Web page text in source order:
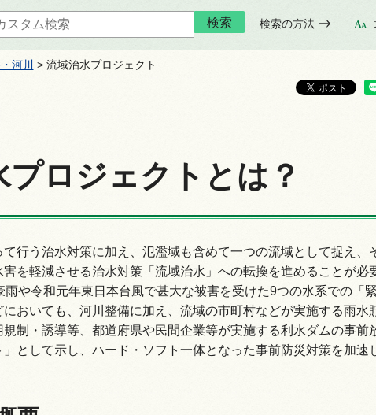
検索の方法
河川
> 流域治水プロジェクト
プロジェクトとは？
行う治水対策に加え、氾濫域も含めて一つの流域として捉え、
を軽減させる治水対策「流域治水」への転換を進めることが必
雨や令和元年東日本台風で甚大な被害を受けた9つの水系での「
おいても、河川整備に加え、流域の市町村などが実施する雨水
制・誘導等、都道府県や民間企業等が実施する利水ダムの事前
」として示し、ハード・ソフト一体となった事前防災対策を加速